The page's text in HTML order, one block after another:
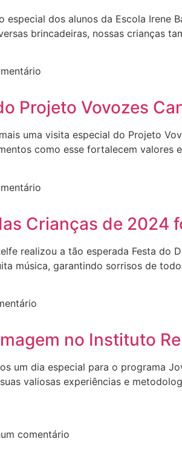
especial dos alunos da Escola Irene
brincadeiras, nossas crianças
Projeto Vovozes
uma visita especial do Projeto
como esse fortalecem valores
Crianças de 2024
realizou a tão esperada Festa do
música, garantindo sorrisos de
no Instituto
um dia especial para o programa
valiosas experiências e
comentário